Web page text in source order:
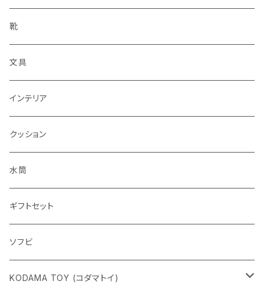
靴
文具
インテリア
クッション
水筒
ギフトセット
ソフビ
KODAMA TOY (コダマトイ)